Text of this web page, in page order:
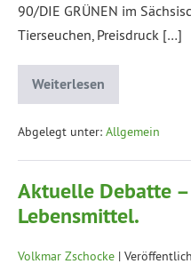
90/DIE GRÜNEN im
Tierseuchen, Preisdruck […]
Weiterlesen
Abgelegt unter: Allgemein
Aktuelle Debatte
Lebensmittel.
Volkmar Zschocke |